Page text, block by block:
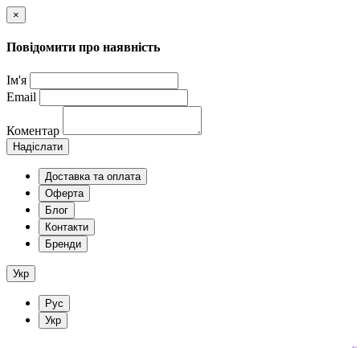
×
Повідомити про наявність
Ім'я
Email
Коментар
Надіслати
Доставка та оплата
Оферта
Блог
Контакти
Бренди
Укр
Рус
Укр